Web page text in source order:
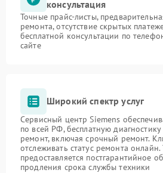
консультация
Точные прайс-листы,
ремонта, отсутствие скрытых
бесплатной консультации по
сайте
Широкий спектр услуг
Сервисный центр Siemens
по всей РФ, бесплатную
ремонт, включая срочный ремонт.
отслеживать статус ремонта онлайн.
предоставляется постгарантийное
продления срока службы техники